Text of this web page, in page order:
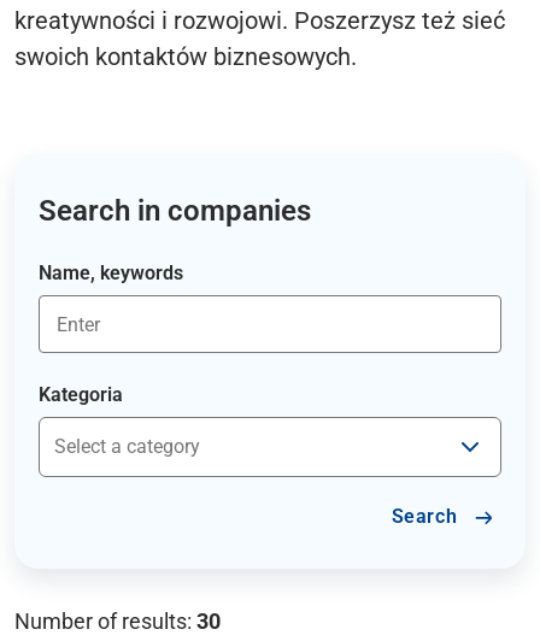
kreatywności i rozwojowi. Poszerzysz też sieć
swoich kontaktów biznesowych.
Search in companies
Name, keywords
Kategoria
Search
Number of results: 30